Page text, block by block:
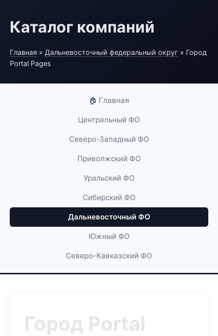
Каталог компаний
Главная » Дальневосточный федеральный округ » Город
Portal Pages
🏠 Главная
Центральный ФО
Северо-Западный ФО
Приволжский ФО
Уральский ФО
Сибирский ФО
Дальневосточный ФО
Южный ФО
Северо-Кавказский ФО
Город Portal